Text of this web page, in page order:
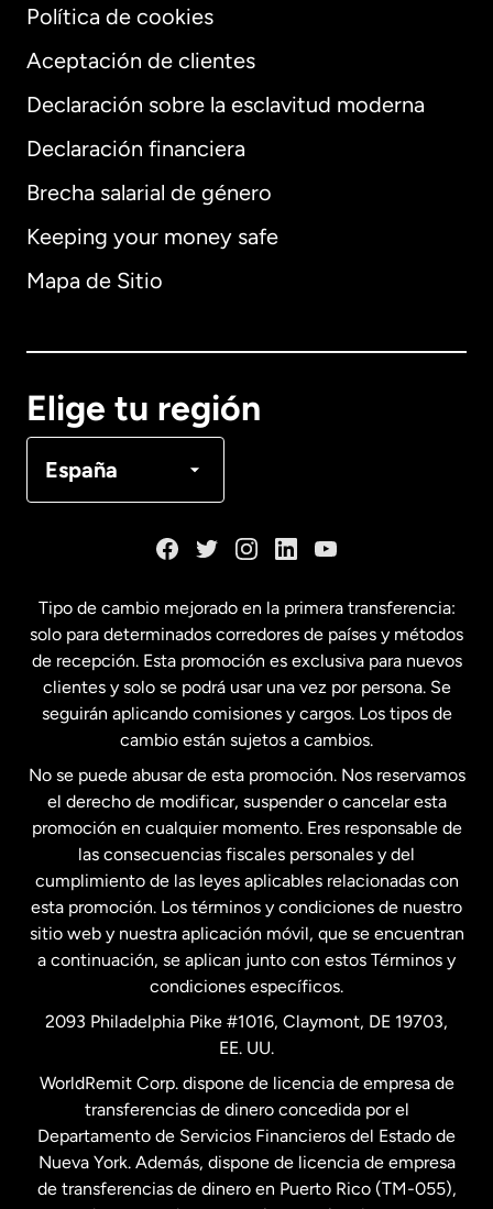
Política de cookies
Aceptación de clientes
Declaración sobre la esclavitud moderna
Declaración financiera
Brecha salarial de género
Keeping your money safe
Mapa de Sitio
Elige tu región
España
Internacional English
Alemania
Français
Estados Unidos English
Estados Unidos Español
Francia
Malasia
Nueva Zelanda
Países Bajos
Suecia
Tipo de cambio mejorado en la primera transferencia:
solo para determinados corredores de países y métodos
de recepción. Esta promoción es exclusiva para nuevos
clientes y solo se podrá usar una vez por persona. Se
seguirán aplicando comisiones y cargos. Los tipos de
cambio están sujetos a cambios.
No se puede abusar de esta promoción. Nos reservamos
el derecho de modificar, suspender o cancelar esta
promoción en cualquier momento. Eres responsable de
las consecuencias fiscales personales y del
cumplimiento de las leyes aplicables relacionadas con
esta promoción. Los términos y condiciones de nuestro
sitio web y nuestra aplicación móvil, que se encuentran
a continuación, se aplican junto con estos Términos y
condiciones específicos.
2093 Philadelphia Pike #1016, Claymont, DE 19703,
EE. UU.
WorldRemit Corp. dispone de licencia de empresa de
transferencias de dinero concedida por el
Departamento de Servicios Financieros del Estado de
Nueva York. Además, dispone de licencia de empresa
de transferencias de dinero en Puerto Rico (TM-055),